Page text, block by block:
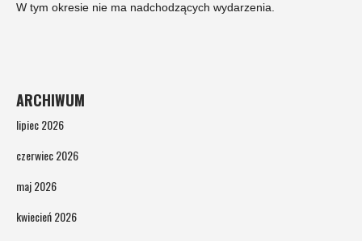
W tym okresie nie ma nadchodzących wydarzenia.
ARCHIWUM
lipiec 2026
czerwiec 2026
maj 2026
kwiecień 2026